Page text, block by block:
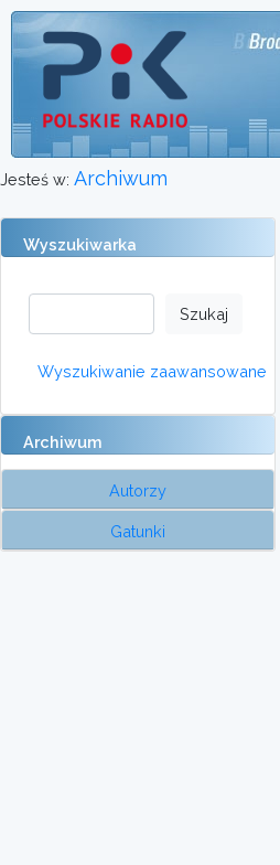
Jesteś w: Archiwum
Wyszukiwarka
Wyszukiwanie zaawansowane
Archiwum
Autorzy
Gatunki